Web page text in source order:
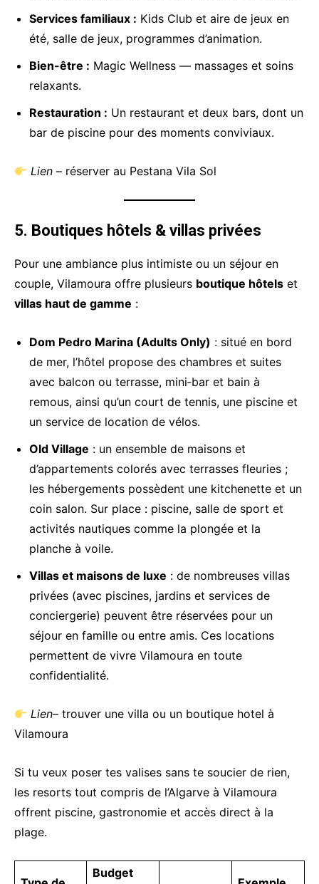
Un projet au Portugal ? Parlons-en !
Avec une bonne connaissance du Portugal, Lusalma accompagne
Objet de votre demande
Votre message
Services familiaux : Kids Club et aire de jeux en
été, salle de jeux, programmes d’animation.
Bien-être : Magic Wellness — massages et soins
relaxants.
Restauration : Un restaurant et deux bars, dont un
bar de piscine pour des moments conviviaux.
Lien – réserver au Pestana Vila Sol
5. Boutiques hôtels & villas privées
Pour une ambiance plus intimiste ou un séjour en
couple, Vilamoura offre plusieurs boutique hôtels et
villas haut de gamme :
Dom Pedro Marina (Adults Only) : situé en bord
de mer, l’hôtel propose des chambres et suites
avec balcon ou terrasse, mini‑bar et bain à
remous, ainsi qu’un court de tennis, une piscine et
un service de location de vélos.
Old Village : un ensemble de maisons et
d’appartements colorés avec terrasses fleuries ;
les hébergements possèdent une kitchenette et un
coin salon. Sur place : piscine, salle de sport et
activités nautiques comme la plongée et la
planche à voile.
Villas et maisons de luxe : de nombreuses villas
privées (avec piscines, jardins et services de
conciergerie) peuvent être réservées pour un
séjour en famille ou entre amis. Ces locations
permettent de vivre Vilamoura en toute
confidentialité.
Lien– trouver une villa ou un boutique hotel à
Vilamoura
Si tu veux poser tes valises sans te soucier de rien,
les resorts tout compris de l’Algarve à Vilamoura
offrent piscine, gastronomie et accès direct à la
plage.
Budget